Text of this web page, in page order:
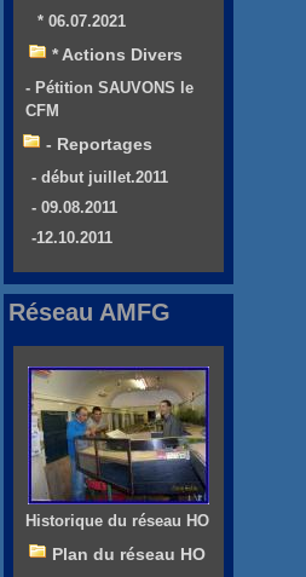
* 06.07.2021
* Actions Divers
- Pétition SAUVONS le
CFM
- Reportages
- début juillet.2011
- 09.08.2011
-12.10.2011
Réseau AMFG
Historique du réseau HO
Plan du réseau HO